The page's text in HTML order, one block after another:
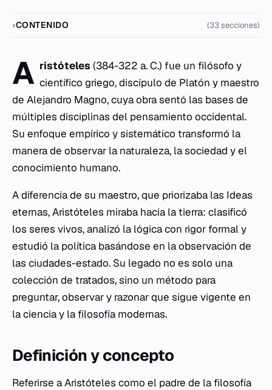
CONTENIDO (33 secciones)
A ristóteles (384-322 a. C.) fue un filósofo y
científico griego, discípulo de Platón y maestro
de Alejandro Magno, cuya obra sentó las bases de
múltiples disciplinas del pensamiento occidental.
Su enfoque empírico y sistemático transformó la
manera de observar la naturaleza, la sociedad y el
conocimiento humano.
A diferencia de su maestro, que priorizaba las Ideas
eternas, Aristóteles miraba hacia la tierra: clasificó
los seres vivos, analizó la lógica con rigor formal y
estudió la política basándose en la observación de
las ciudades-estado. Su legado no es solo una
colección de tratados, sino un método para
preguntar, observar y razonar que sigue vigente en
la ciencia y la filosofía modernas.
Definición y concepto
Referirse a Aristóteles como el padre de la filosofía